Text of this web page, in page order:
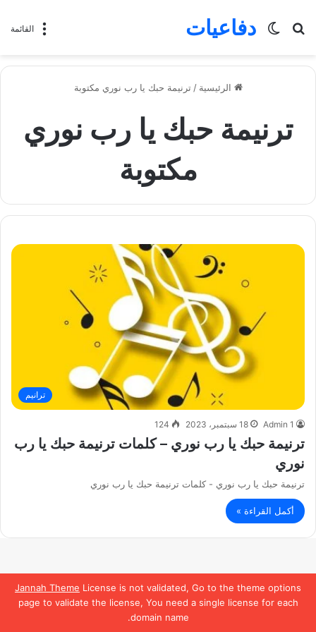
Jannah Theme License is not validated, Go to the theme options
page to validate the license, You need a single license for each
domain name.
القائمة دفاعيات
بحث
الوضع
الرئيسية / ترنيمة حبك يا رب نوري مكتوبة
ترنيمة حبك يا رب نوري
مكتوبة
ترانيم
Admin 1 18 سبتمبر، 2023 124
ترنيمة حبك يا رب نوري – كلمات ترنيمة حبك يا رب
نوري
ترنيمة حبك يا رب نوري - كلمات ترنيمة حبك يا رب نوري
أكمل القراءة »